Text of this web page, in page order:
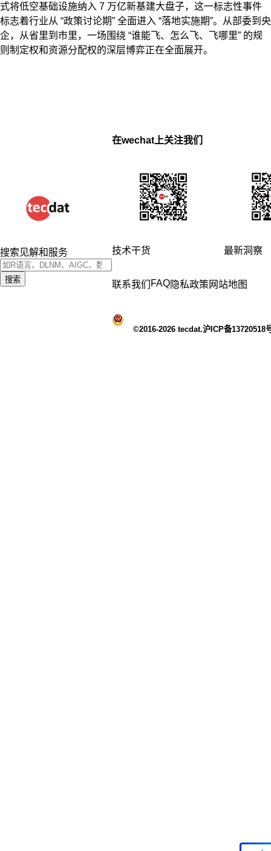
式将低空基础设施纳入 7 万亿新基建大盘子，这一标志性事件
标志着行业从 “政策讨论期” 全面进入 “落地实施期”。从部委到央
企，从省里到市里，一场围绕 “谁能飞、怎么飞、飞哪里” 的规
则制定权和资源分配权的深层博弈正在全面展开。
搜索见解和服务
搜索
在wechat上关注我们
技术干货 最新洞察
联系我们 FAQ隐私政策 网站地图
©2016-2026 tecdat.沪ICP备13720518